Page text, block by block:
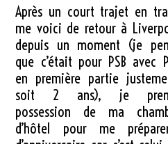
Après un court trajet en
me voici de retour à
depuis un moment (je
que c’était pour PSB avec
en première partie
soit 2 ans), je
possession de ma
d’hôtel pour me